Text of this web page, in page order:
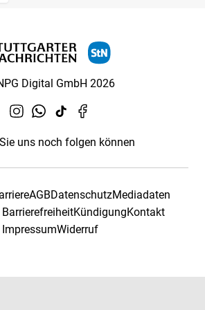
Digital GmbH 2026
uns noch folgen können
AGBDatenschutzMediadaten
KündigungKontakt
ImpressumWiderruf